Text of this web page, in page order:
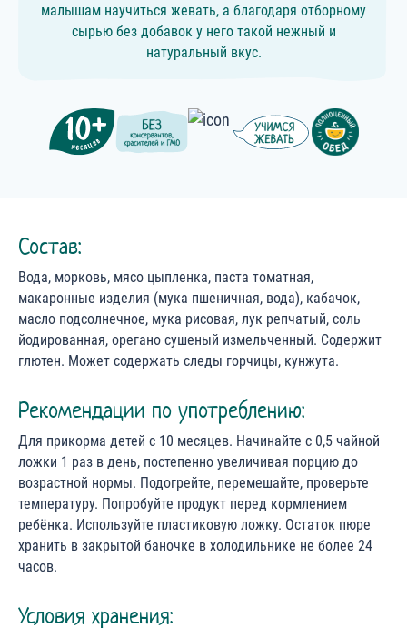
малышам научиться жевать, а благодаря отборному
сырью без добавок у него такой нежный и
натуральный вкус.
Состав:
Вода, морковь, мясо цыпленка, паста томатная,
макаронные изделия (мука пшеничная, вода), кабачок,
масло подсолнечное, мука рисовая, лук репчатый, соль
йодированная, орегано сушеный измельченный. Содержит
глютен. Может содержать следы горчицы, кунжута.
Рекомендации по употреблению:
Для прикорма детей с 10 месяцев. Начинайте с 0,5 чайной
ложки 1 раз в день, постепенно увеличивая порцию до
возрастной нормы. Подогрейте, перемешайте, проверьте
температуру. Попробуйте продукт перед кормлением
ребёнка. Используйте пластиковую ложку. Остаток пюре
хранить в закрытой баночке в холодильнике не более 24
часов.
Условия хранения: